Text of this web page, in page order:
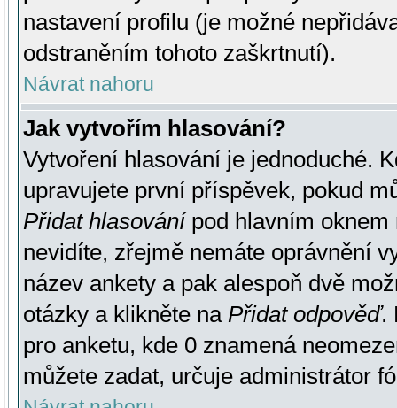
nastavení profilu (je možné
odstraněním tohoto zaškrtnutí).
Návrat nahoru
Jak vytvořím hlasování?
Vytvoření hlasování je jednoduché.
upravujete první příspěvek, pokud
Přidat hlasovánípod hlavním oknem
nevidíte, zřejmě nemáte oprávnění
název ankety a pak alespoň dvě
otázky a klikněte na Přidat odpověď.
pro anketu, kde 0 znamená
můžete zadat, určuje administrátor